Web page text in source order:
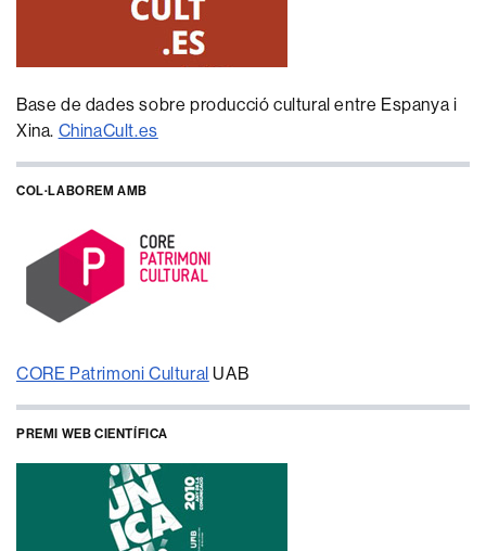
Base de dades sobre producció cultural entre Espanya i
Xina. ChinaCult.es
COL·LABOREM AMB
CORE Patrimoni Cultural UAB
PREMI WEB CIENTÍFICA